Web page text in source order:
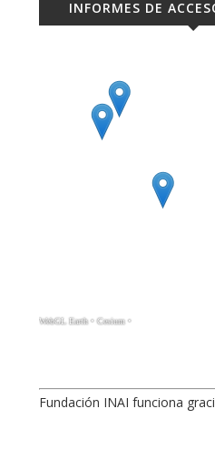
INFORMES DE
Fundación INAI funciona